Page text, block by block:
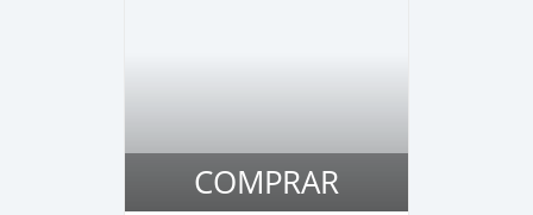
COMPRAR